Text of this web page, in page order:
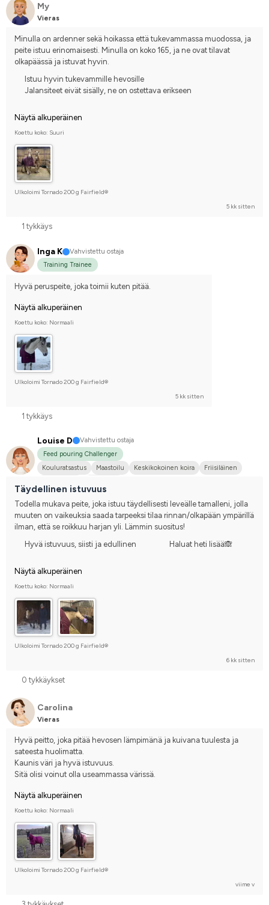
My
Vieras
Minulla on ardenner sekä hoikassa että tukevammassa muodossa, ja
peite istuu erinomaisesti. Minulla on koko 165, ja ne ovat tilavat
olkapäässä ja istuvat hyvin.
Istuu hyvin tukevammille hevosille
Jalansiteet eivät sisälly, ne on ostettava erikseen
Näytä alkuperäinen
Koettu koko: Suuri
Ulkoloimi Tornado 200 g Fairfield®
5 kk sitten
1 tykkäys
Inga K
Vahvistettu ostaja
Training Trainee
Hyvä peruspeite, joka toimii kuten pitää.
Näytä alkuperäinen
Koettu koko: Normaali
Ulkoloimi Tornado 200 g Fairfield®
5 kk sitten
1 tykkäys
Louise D
Vahvistettu ostaja
Feed pouring Challenger
Kouluratsastus
Maastoilu Keskikokoinen koira
Friisiläinen
Täydellinen istuvuus
Todella mukava peite, joka istuu täydellisesti leveälle tamalleni, jolla
muuten on vaikeuksia saada tarpeeksi tilaa rinnan/olkapään ympärillä
ilman, että se roikkuu harjan yli. Lämmin suositus!
Hyvä istuvuus, siisti ja edullinen
Haluat heti lisää🙈
Näytä alkuperäinen
Koettu koko: Normaali
Ulkoloimi Tornado 200 g Fairfield®
6 kk sitten
0 tykkäykset
Carolina
Vieras
Hyvä peitto, joka pitää hevosen lämpimänä ja kuivana tuulesta ja
sateesta huolimatta.
Kaunis väri ja hyvä istuvuus.
Sitä olisi voinut olla useammassa värissä.
Näytä alkuperäinen
Koettu koko: Normaali
Ulkoloimi Tornado 200 g Fairfield®
viime v